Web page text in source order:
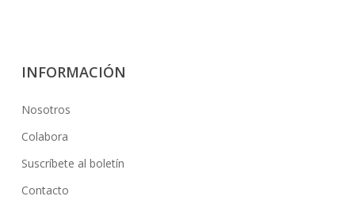
INFORMACIÓN
Nosotros
Colabora
Suscríbete al boletín
Contacto